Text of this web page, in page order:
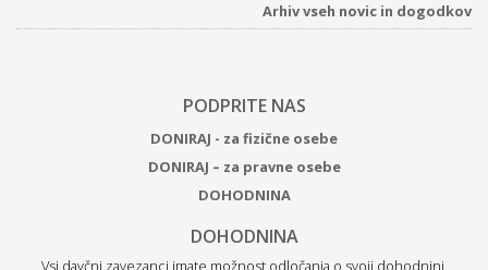
Arhiv vseh novic in dogodkov
PODPRITE NAS
DONIRAJ - za fizične osebe
DONIRAJ – za pravne osebe
DOHODNINA
DOHODNINA
Vsi davčni zavezanci imate možnost odločanja o svoji dohodnini.